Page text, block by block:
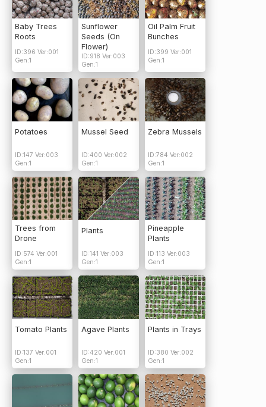
Baby Trees
Roots
ID:396 Ver:001
Gen:1
Sunflower
Seeds (On
Flower)
ID:918 Ver:003
Gen:1
Oil Palm Fruit
Bunches
ID:399 Ver:001
Gen:1
Potatoes
ID:147 Ver:003
Gen:1
Mussel Seed
ID:400 Ver:002
Gen:1
Zebra Mussels
ID:784 Ver:002
Gen:1
Trees from
Drone
ID:574 Ver:001
Gen:1
Plants
ID:141 Ver:003
Gen:1
Pineapple
Plants
ID:113 Ver:003
Gen:1
Tomato Plants
ID:137 Ver:001
Gen:1
Agave Plants
ID:420 Ver:001
Gen:1
Plants in Trays
ID:380 Ver:002
Gen:1